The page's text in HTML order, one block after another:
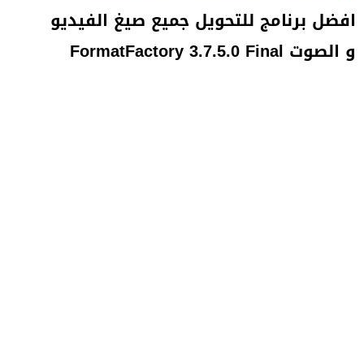
افضل برنامج للتحويل جميع صيغ الفيديو
و الصوت FormatFactory 3.7.5.0 Final